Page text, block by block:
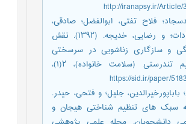
فلاح تفتی، ابوالفضل؛ صادقی،
منصوره السادات؛ و رضایی، خدیجه. (۱۳۹۲). نقش
و سازگاری زناشویی در سرسختی
خانواده. نسیم تندرستی (سلامت خانواده)، ۲(۱)،
جلیل؛ و فتحی، حیدر.
سبک های تنظیم شناختی هیجان و